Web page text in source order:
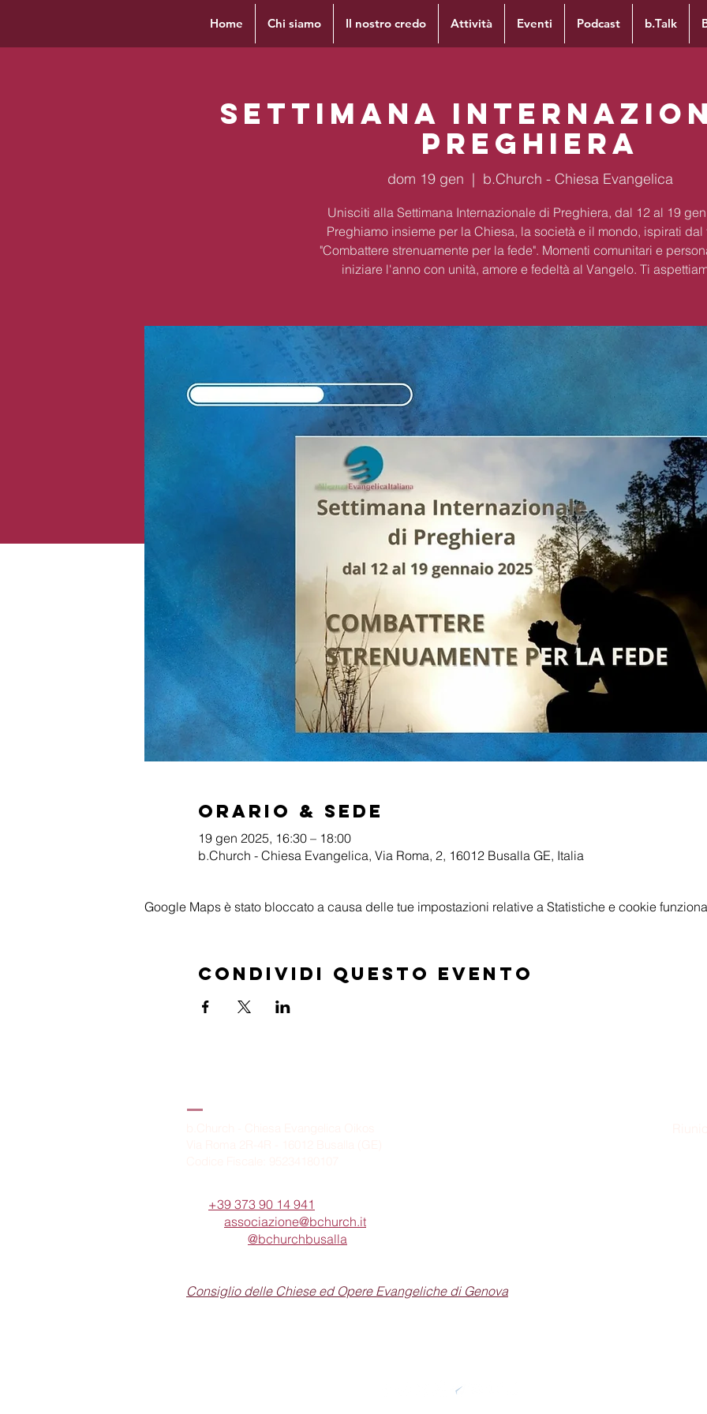
Home Chi siamo Il nostro credo Attività Eventi Podcast b.Talk
Settimana
Preghiera
dom 19 gen
  |
b.Church - Chiesa Evangelica
Unisciti alla Settimana Internazionale di Preghiera, dal 12 al 19
Preghiamo insieme per la Chiesa, la società e il mondo, ispirati dal
"Combattere strenuamente per la fede". Momenti comunitari e
iniziare l'anno con unità, amore e fedeltà al Vangelo. Ti
Orario & Sede
19 gen 2025, 16:30 – 18:00
b.Church - Chiesa Evangelica, Via Roma, 2, 16012 Busalla GE, Italia
Google Maps è stato bloccato a causa delle tue impostazioni relative a Statistiche e cookie
Condividi questo evento
+39 373 90 14 941
associazione@bchurch.it
@bchurchbusalla
Consiglio delle Chiese ed Opere Evangeliche di Genova